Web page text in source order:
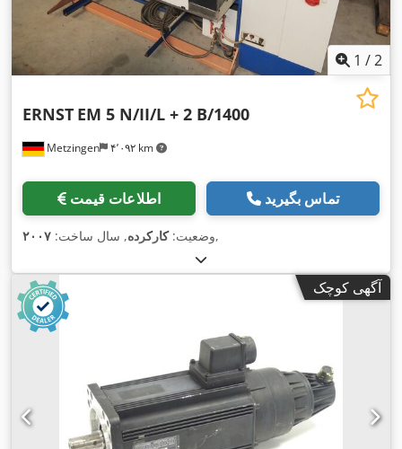
1 /2
Metzingen ۴٬۰۹۲ km
ERNST EM 5 N/II/L + 2 B/1400
اطلاعات قیمت تماس بگیرید
وضعیت:کارکرده, سال ساخت: ۲۰۰۷ ,
آگهی کوچک